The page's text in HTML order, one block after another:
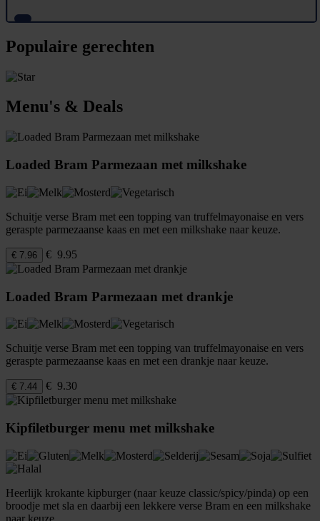
Populaire gerechten
Menu's & Deals
Loaded Bram Parmezaan met milkshake
Schuitje verse Bram met een topping van truffelmayonaise en vers
geraspte parmezaanse kaas en met een milkshake naar keuze.
€ 7.96 € 9.95
Loaded Bram Parmezaan met drankje
Schuitje verse Bram met een topping van truffelmayonaise en vers
geraspte parmezaanse kaas en met een drankje naar keuze.
€ 7.44 € 9.30
Kipfiletburger menu met milkshake
Heerlijk krokante kipburger (naar keuze classic/spicy/pinda) op een
broodje met sla en daarbij een lekkere verse Bram en een milkshake
naar keuze.